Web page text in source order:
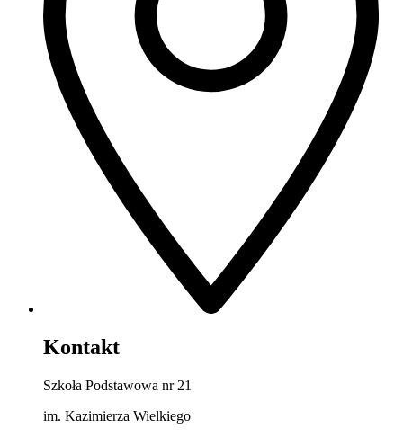
Kontakt
Szkoła Podstawowa nr 21
im. Kazimierza Wielkiego